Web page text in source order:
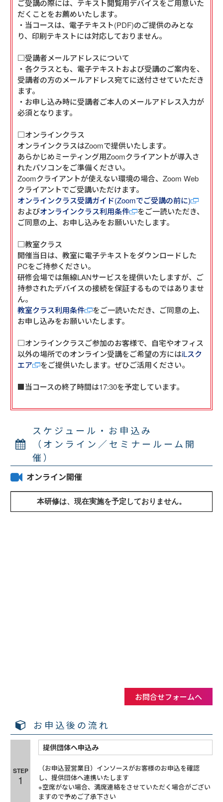
ご受講の際には、テキスト閲覧用デバイスをご用意いた
だくことをお薦めいたします。
・当コースは、電子テキスト(PDF)のご提供のみとな
り、印刷テキストには対応しておりません。
□受講者メールアドレスについて
・各クラスとも、電子テキストおよび受講のご案内を、
受講者の方のメールアドレス宛てに送付させていただき
ます。
・お申し込み時に受講者ご本人のメールアドレス入力が
必須となります。
□オンラインクラス
オンラインクラスはZoomで提供いたします。
あらかじめミーティング用Zoomクライアントが導入さ
れたパソコンをご準備ください。
Zoomクライアントが使えない環境の場合、Zoom Web
オンラインクラス受講ガイド(Zoomでご受講の前に)
およびオンラインクラス利用条件
をご一読いただき、
ご同意の上、お申し込みをお願いいたします。
□教室クラス
開催当日は、教室に電子テキストをダウンロードした
PCをご持参ください。
研修会場では無線LANサービスを提供いたしますが、ご
持参されたデバイスの接続を保証するものではありませ
教室クラス利用条件
をご一読いただき、ご同意の上、
お申し込みをお願いいたします。
□オンラインクラスご参加のお客様で、自宅やオフィス
以外の場所でのオンライン受講をご希望の方にはiLスク
エア
をご提供いたします。ぜひご活用ください。
■当コースの終了時間は17:30を予定しています。
スケジュール・お申込み
（オンライン／セミナールーム開
催）
オンライン開催
お問合せフォームへ
お申込後の流れ
STEP
1
提供団体へ申込み
（お申込翌営業日）インソースがお客様のお申込を確認
し、提供団体へ連携いたします
※空席がない場合、満席連絡をさせていただく場合がござい
ますので予めご了承下さい